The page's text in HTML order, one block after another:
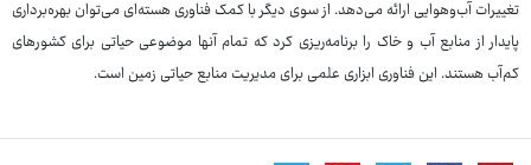
تغییرات آب‌وهوایی ارائه می‌دهد. از سوی دیگر با کمک فناوری هسته‌ای می‌توان بهره‌برداری
پایدار از منابع آب و خاک را برنامه‌ریزی کرد که تمام آنها موضوعی حیاتی برای کشورهای
کم‌آب هستند. این فناوری ابزاری علمی برای مدیریت منابع حیاتی زمین است.